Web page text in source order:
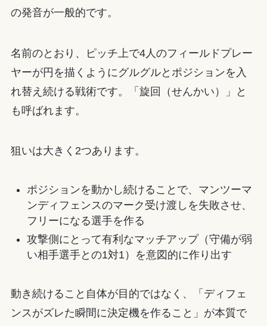
の発音が一般的です。
名前のとおり、ピッチ上で4人のフィールドプレー
ヤーが円を描くようにグルグルとポジションを入
れ替え続ける戦術です。「旋回（せんかい）」と
も呼ばれます。
狙いは大きく2つあります。
ポジションを動かし続けることで、マンツーマ
ンディフェンスのマーク受け渡しを失敗させ、
フリーになる選手を作る
攻撃側にとって有利なマッチアップ（守備が弱
い相手選手との1対1）を意図的に作り出す
動き続けること自体が目的ではなく、「ディフェ
ンスがズレた瞬間に決定機を作ること」が本質で